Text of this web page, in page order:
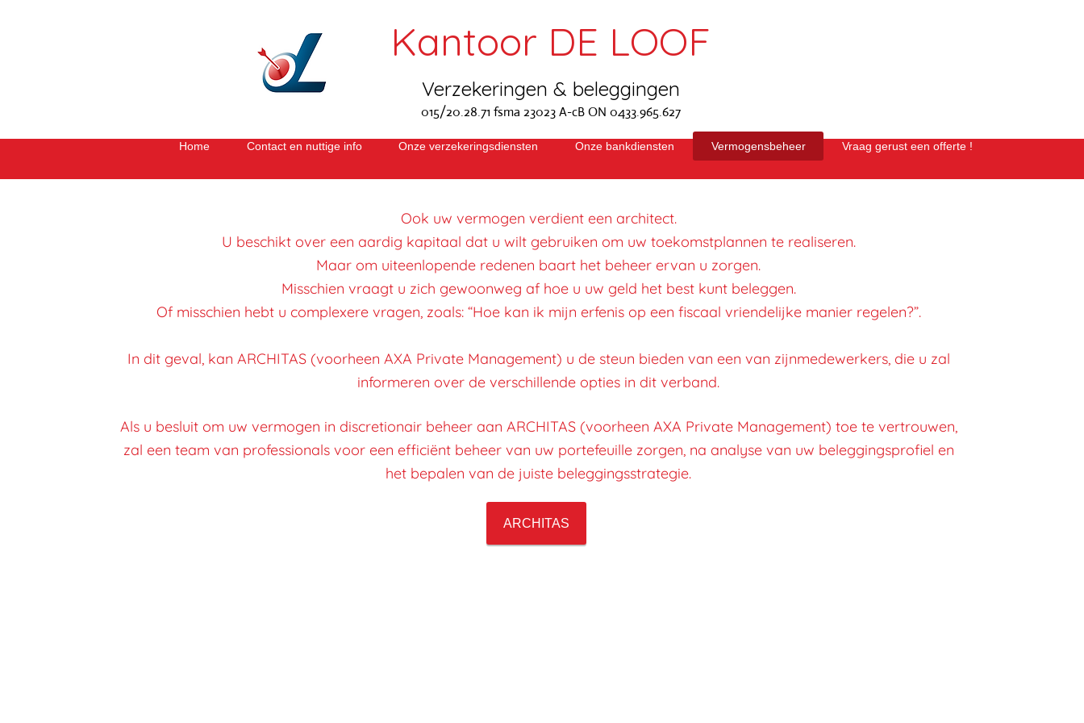
Kantoor DE LOOF
Verzekeringen & beleggingen
015/20.28.71 fsma 23023 A-cB ON 0433.965.627
Home Contact en nuttige info Onze verzekeringsdiensten Onze bankdiensten Vermogensbeheer Vraag gerust een offerte !
Ook uw vermogen verdient een architect.
U beschikt over een aardig kapitaal dat u wilt gebruiken om uw toekomstplannen te realiseren.
Maar om uiteenlopende redenen baart het beheer ervan u zorgen.
Misschien vraagt u zich gewoonweg af hoe u uw geld het best kunt beleggen.
Of misschien hebt u complexere vragen, zoals: “Hoe kan ik mijn erfenis op een fiscaal vriendelijke manier regelen?”.
In dit geval, kan ARCHITAS (voorheen AXA Private Management) u de steun bieden van een van zijnmedewerkers, die u zal
informeren over de verschillende opties in dit verband.
Als u besluit om uw vermogen in discretionair beheer aan ARCHITAS (voorheen AXA Private Management) toe te vertrouwen,
zal een team van professionals voor een efficiënt beheer van uw portefeuille zorgen, na analyse van uw beleggingsprofiel en
het bepalen van de juiste beleggingsstrategie.​​​​​​​
ARCHITAS